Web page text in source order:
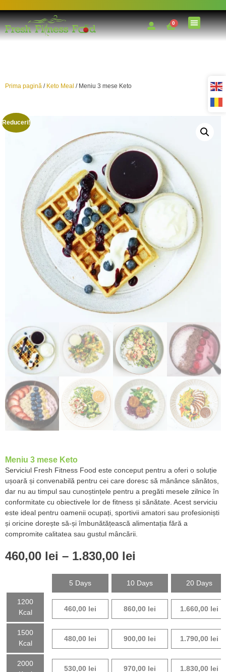
0
Prima pagină / Keto Meal / Meniu 3 mese Keto
Reduceri!
Meniu 3 mese Keto
Serviciul Fresh Fitness Food este conceput pentru a oferi o soluție
ușoară și convenabilă pentru cei care doresc să mănânce sănătos,
dar nu au timpul sau cunoștințele pentru a pregăti mesele zilnice în
conformitate cu obiectivele lor de fitness și sănătate. Acest serviciu
este ideal pentru oamenii ocupați, sportivii amatori sau profesioniști
și oricine dorește să-și îmbunătățească alimentația fără a
compromite calitatea sau gustul mâncării.
460,00 lei – 1.830,00 lei
1200
Kcal
1500
Kcal
2000
5 Days 10 Days 20 Days
460,00 lei 860,00 lei 1.660,00 lei
480,00 lei 900,00 lei 1.790,00 lei
530,00 lei 970,00 lei 1.830,00 lei